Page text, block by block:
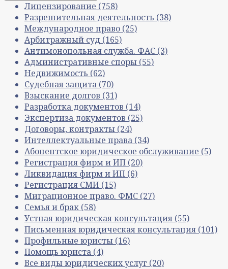
Лицензирование (758)
Разрешительная деятельность (38)
Международное право (25)
Арбитражный суд (165)
Антимонопольная служба. ФАС (3)
Административные споры (55)
Недвижимость (62)
Судебная защита (70)
Взыскание долгов (31)
Разработка документов (14)
Экспертиза документов (25)
Договоры, контракты (24)
Интеллектуальные права (34)
Абонентское юридическое обслуживание (5)
Регистрация фирм и ИП (20)
Ликвидация фирм и ИП (6)
Регистрация СМИ (15)
Миграционное право. ФМС (27)
Семья и брак (58)
Устная юридическая консультация (55)
Письменная юридическая консультация (101)
Профильные юристы (16)
Помощь юриста (4)
Все виды юридических услуг (20)